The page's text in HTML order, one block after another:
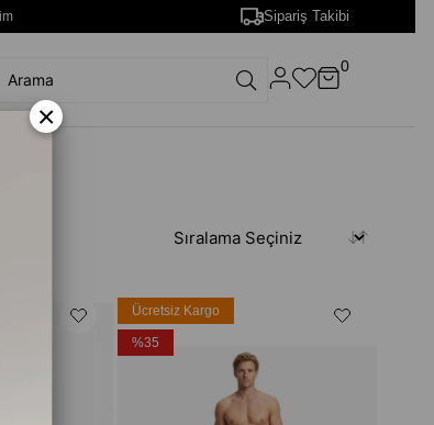
Sipariş Takibi
0
Ücretsiz Kargo
%35
×